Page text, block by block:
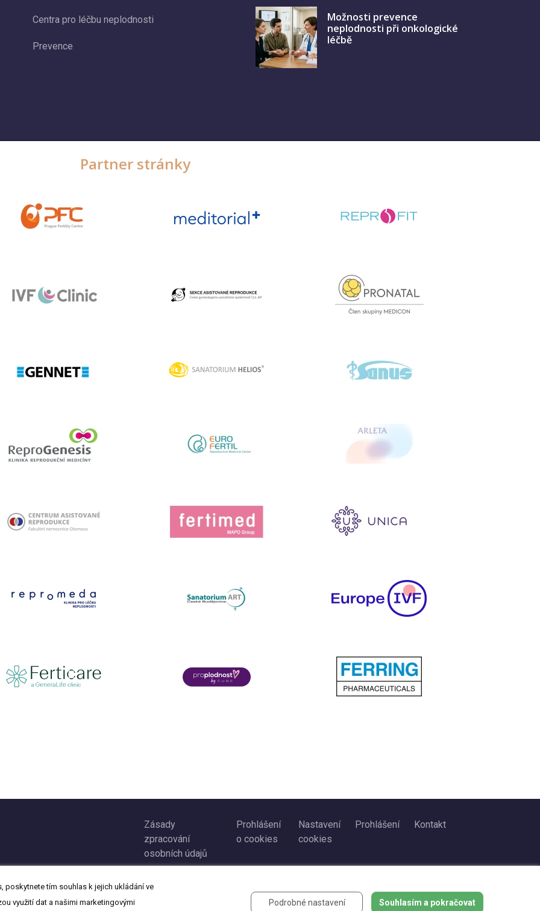
Centra pro léčbu neplodnosti
Prevence
Možnosti prevence
neplodnosti při onkologické
léčbě
Partner stránky
Zásady
zpracování
osobních údajů
Prohlášení
o cookies
Nastavení
cookies
Prohlášení Kontakt
poskytnete tím souhlas k jejich ukládání ve
využití dat a našimi marketingovými
Podrobné nastavení Souhlasím a pokračovat